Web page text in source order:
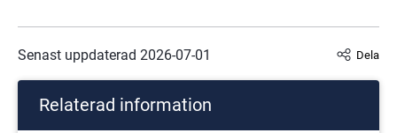
Senast uppdaterad 2026-07-01 Dela
Relaterad information